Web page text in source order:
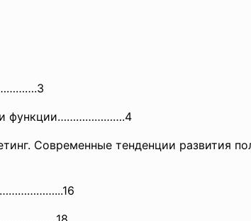
и функции………………….4
Современные тенденции развития